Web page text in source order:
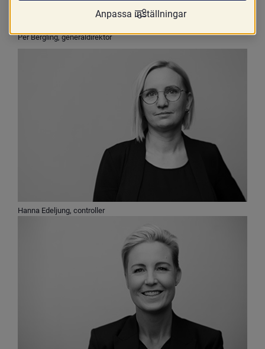
Per Bergling, generaldirektör
Hanna Edeljung, controller
Anpassa inställningar